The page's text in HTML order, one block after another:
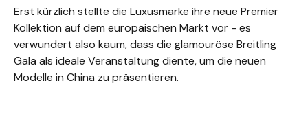
Erst kürzlich stellte die Luxusmarke ihre neue Premier
Kollektion auf dem europäischen Markt vor - es
verwundert also kaum, dass die glamouröse Breitling
Gala als ideale Veranstaltung diente, um die neuen
Modelle in China zu präsentieren.